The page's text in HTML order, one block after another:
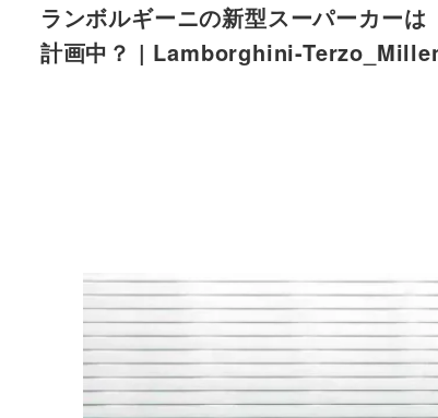
ランボルギーニの新型スーパーカー
計画中？ | Lamborghini-